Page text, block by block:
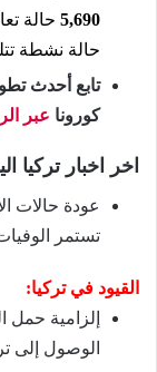
5,690 حالة تعافي
حالة نشطة
تابع أحدث
كورونا عبر
اخر اخبار تركيا
تستمر
القيود في تركيا:
إلزامية
الوصول إلى